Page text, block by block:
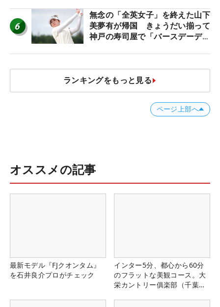
6
無念の「全英女子」を終えた山下
美夢有が帰国 きょうだい揃って
神戸の寿司屋で「バースデーディ
ランキングをもっと見る
ページ上部へ
オススメの記事
最新モデル『FJクオンタム』
を石井良介プロがチェック
インター5分、都心から60分
のフラットな美観コース。大
栄カントリー俱楽部（千葉